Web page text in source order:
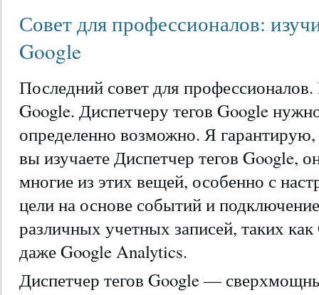
Совет для профессионалов:
Google
Последний совет для
Google. Диспетчеру тегов Google
определенно возможно. Я
вы изучаете Диспетчер тегов Google,
многие из этих вещей, особенно с
цели на основе событий и
различных учетных записей, таких
даже Google Analytics.
Диспетчер тегов Google —